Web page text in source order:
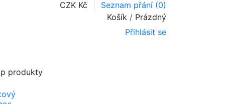
CZK Kč Seznam přání (0)
Košík / Prázdný
Přihlásit se
produkty